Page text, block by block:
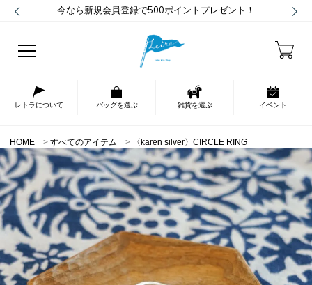
今なら新規会員登録で500ポイントプレゼント！
レトラについて バッグを選ぶ 雑貨を選ぶ イベント
HOME すべてのアイテム 〈karen silver〉CIRCLE RING